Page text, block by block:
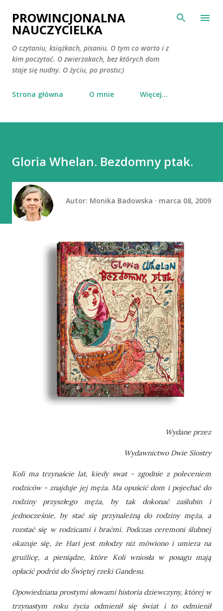
Przejdź do głównej zawartości
PROWINCJONALNA
NAUCZYCIELKA
O czytaniu, książkach, pisaniu. O tym co warto i z
kim poczytać. O zwierzakach, bez których dom
staje się nudny. O życiu, po prostu:)
Strona główna O mnie Więcej…
Gloria Whelan. Bezdomny ptak.
Autor: Monika Badowska marca 08, 2009
Wydane przez
Wydawnictwo Dwie Siostry
Koli ma trzynaście lat, kiedy swat - zgodnie z poleceniem
rodziców - znajduje jej męża. Ma opuścić dom i pojechać do
rodziny przyszłego męża, by tak dokonać zaślubin i
jednocześnie, by stać się przynależną do rodziny męża, a
rozstać się w rodzicami i braćmi. Podczas ceremoni ślubnej
okazuje się, że Hari jest młodzy niż mówiono i umiera na
gruźlicę, a pieniądze, które Koli wniosła w posagu mają
opłacić podróż do Świętej rzeki Gandesu.
Opowiedziana prostymi słowami historia dziewczyny, której w
trzynastym roku życia odmienił się świat i to odmienił